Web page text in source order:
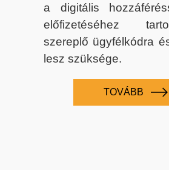
a digitális
előfizetéséhez
szereplő ügyfélkódra
lesz szüksége.
TOVÁBB